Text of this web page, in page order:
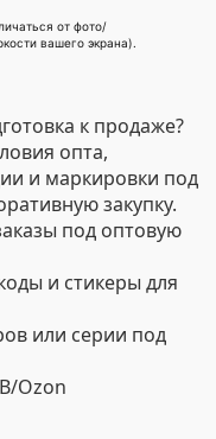
от фото/
вашего экрана).
к продаже?
опта,
и маркировки под
закупку.
под оптовую
и стикеры для
или серии под
Ozon